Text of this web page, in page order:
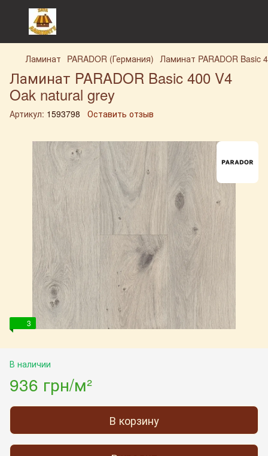
Ламинат PARADOR (Германия) Ламинат PARADOR Basic
Ламинат PARADOR Basic 400 V4
Oak natural grey
Артикул: 1593798 Оставить отзыв
3
В наличии
936 грн/м²
В корзину